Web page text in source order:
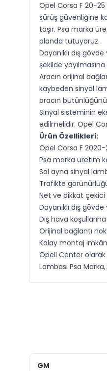
Opel Corsa F 20-25
sürüş güvenliğine
taşır. Psa marka
planda tutuyoruz.
Dayanıklı dış
şekilde
Aracın orijinal
kaybeden sinyal
aracın
Sinyal sisteminin
edilmelidir. Opel
Ürün Özellikleri:
Opel Corsa F
Psa marka üretim
Sol ayna sinyal
Trafikte
Net ve dikkat çekici
Dayanıklı dış
Dış hava
Orijinal bağlantı
Kolay montaj
Opell Center
Lambası Psa
GM